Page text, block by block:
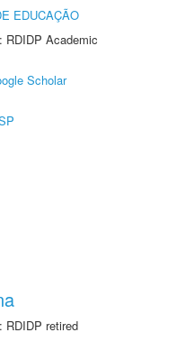
EDUCAÇÃO
RDIDP Academic
Scholar
RDIDP retired